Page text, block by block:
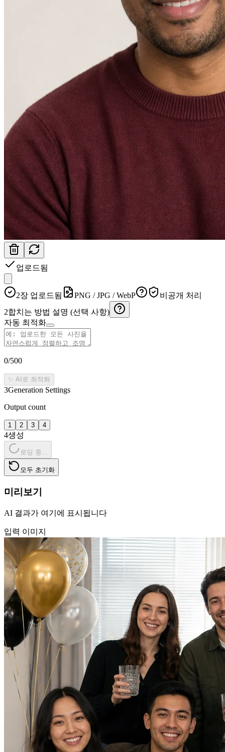
업로드됨
2장 업로드됨 PNG / JPG / WebP
비공개 처리
2합치는 방법 설명 (선택 사항)
자동 최적화
0/500
✨ AI로 최적화
3Generation Settings
Output count
1 2 3 4
4생성
로딩 중...
모두 초기화
미리보기
AI 결과가 여기에 표시됩니다
입력 이미지